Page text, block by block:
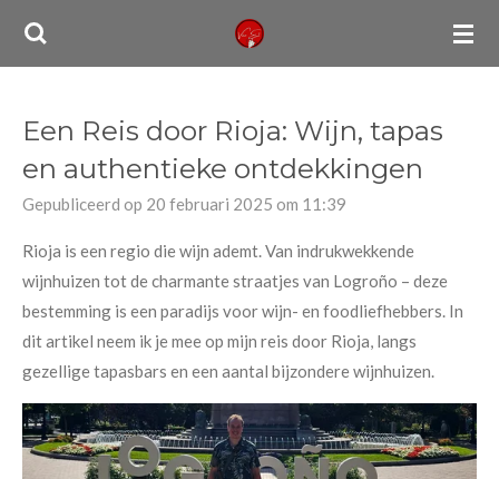
Ga
hoofdinhoud
Een Reis door Rioja: Wijn, tapas
en authentieke ontdekkingen
Gepubliceerd op 20 februari 2025 om 11:39
Rioja is een regio die wijn ademt. Van indrukwekkende
wijnhuizen tot de charmante straatjes van Logroño – deze
bestemming is een paradijs voor wijn- en foodliefhebbers. In
dit artikel neem ik je mee op mijn reis door Rioja, langs
gezellige tapasbars en een aantal bijzondere wijnhuizen.